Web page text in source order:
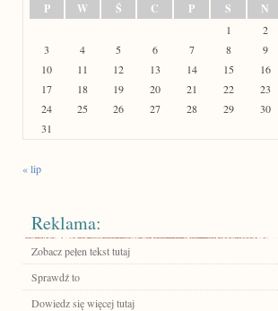
P
W Ś C P S N
1
2
3
4 5 6 7 8
9
10
11 12 13 14 15
16
17
18 19 20 21 22
23
24
25 26 27 28 29
30
31
« lip
Reklama:
Zobacz pełen tekst tutaj
Sprawdź to
Dowiedz się więcej tutaj